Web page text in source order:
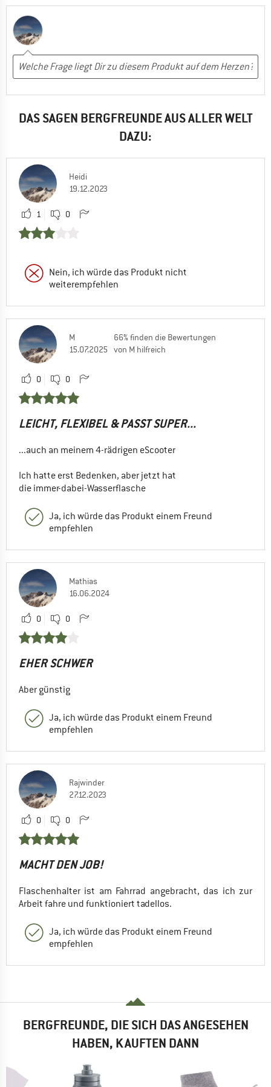
DAS SAGEN BERGFREUNDE AUS ALLER WELT
DAZU:
Heidi
19.12.2023
1 0
Nein, ich würde das Produkt nicht
weiterempfehlen
M
15.07.2025
66% finden die Bewertungen
von M hilfreich
0 0
LEICHT, FLEXIBEL & PASST SUPER...
...auch an meinem 4-rädrigen eScooter
Ich hatte erst Bedenken, aber jetzt hat
die immer-dabei-Wasserflasche
Ja, ich würde das Produkt einem Freund
empfehlen
Mathias
16.06.2024
0 0
EHER SCHWER
Aber günstig
Ja, ich würde das Produkt einem Freund
empfehlen
Rajwinder
27.12.2023
0 0
MACHT DEN JOB!
Flaschenhalter ist am Fahrrad angebracht, das ich zur
Arbeit fahre und funktioniert tadellos.
Ja, ich würde das Produkt einem Freund
empfehlen
BERGFREUNDE, DIE SICH DAS ANGESEHEN
HABEN, KAUFTEN DANN